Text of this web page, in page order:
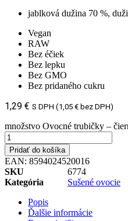
jablková dužina 70 %,
Vegan
RAW
Bez éčiek
Bez lepku
Bez GMO
Bez pridaného cukru
1,29 € S DPH (1,05 € bez DPH)
množstvo Ovocné trubičky –
Pridať do košíka
EAN: 8594024520016
SKU
6774
Kategória
Sušené ovocie
Popis
Ďalšie informácie